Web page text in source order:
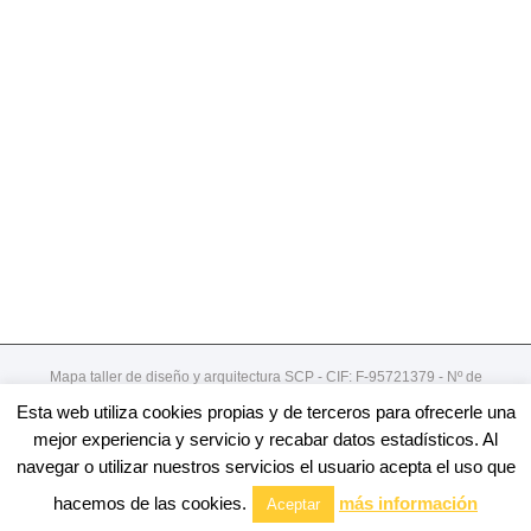
Mapa taller de diseño y arquitectura SCP - CIF: F-95721379 - Nº de
Gordoniz 44, 5º - dto 7- 48002 - Bilbao / 94 4078913
FacebookTwitterLinkedinYoutube
Esta web utiliza cookies propias y de terceros para ofrecerle una
mejor experiencia y servicio y recabar datos estadísticos. Al
navegar o utilizar nuestros servicios el usuario acepta el uso que
hacemos de las cookies.
Aceptar más información